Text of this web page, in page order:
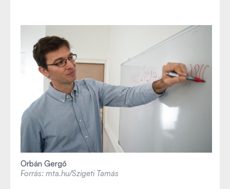
Orbán Gergő
Forrás: mta.hu/Szigeti Tamás